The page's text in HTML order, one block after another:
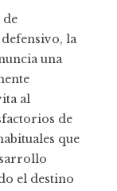
de
la
una
al
de
que
el destino